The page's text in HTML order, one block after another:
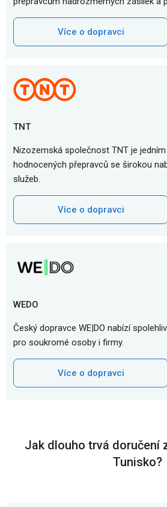
Více o dopravci
TNT
Nizozemská společnost TNT je jedním
hodnocených přepravců se širokou
služeb.
Více o dopravci
WEDO
Český dopravce WE|DO nabízí
pro soukromé osoby i firmy.
Více o dopravci
Jak dlouho trvá doručení
Tunisko?